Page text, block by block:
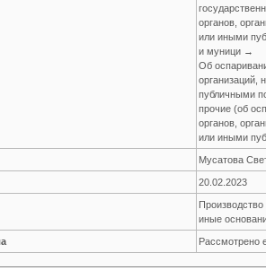
органов,
или иными
и муници →
Об
организаций,
публичными
прочие (об
органов,
или иными
Мусатова
20.02.2023
иные
Рассмотрено